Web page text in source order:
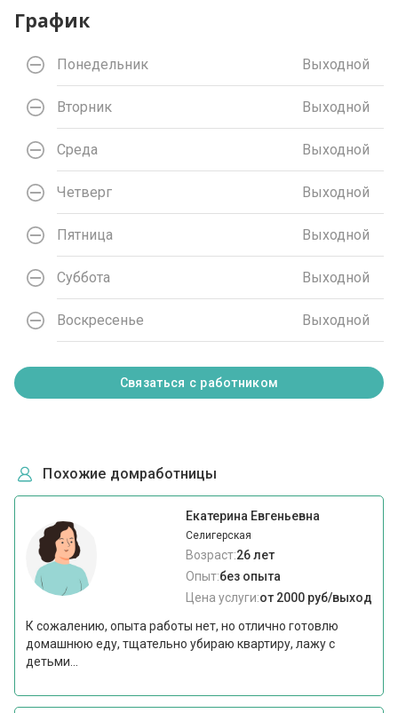
График
Понедельник Выходной
Вторник Выходной
Среда Выходной
Четверг Выходной
Пятница Выходной
Суббота Выходной
Воскресенье Выходной
Связаться с работником
Похожие домработницы
Екатерина Евгеньевна
Селигерская
Возраст:26 лет
Опыт:без опыта
Цена услуги:от 2000 руб/выход
К сожалению, опыта работы нет, но отлично готовлю
домашнюю еду, тщательно убираю квартиру, лажу с
детьми...